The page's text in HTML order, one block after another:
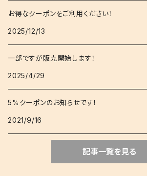
お得なクーポンをご利用ください！
2025/12/13
一部ですが販売開始します！
2025/4/29
5%クーポンのお知らせです！
2021/9/16
記事一覧を見る